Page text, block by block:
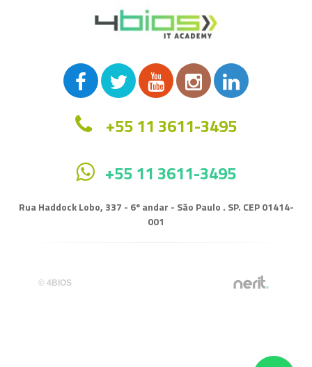
+55 11 3611-3495
+55 11 3611-3495
Rua Haddock Lobo, 337 - 6º andar - São Paulo . SP. CEP 01414-
001
© 4BIOS